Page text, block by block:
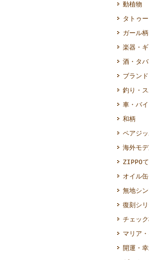
動植物
タトゥ
ガール柄
楽器・
酒・タバ
ブランド
釣り・
車・バイ
和柄
ペアジ
海外モ
ZIPPO
オイル
無地シ
復刻シ
チェッ
マリア
開運・